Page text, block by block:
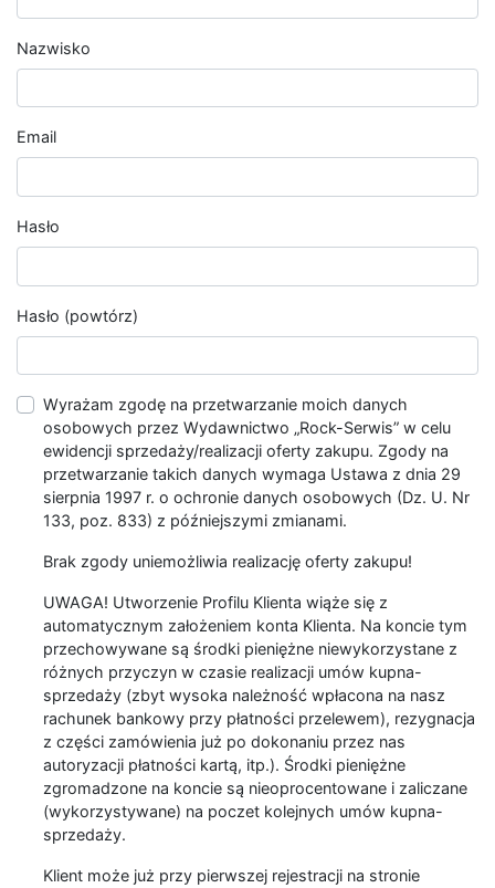
Nazwisko
Email
Hasło
Hasło (powtórz)
Wyrażam zgodę na przetwarzanie moich danych
osobowych przez Wydawnictwo „Rock-Serwis” w celu
ewidencji sprzedaży/realizacji oferty zakupu. Zgody na
przetwarzanie takich danych wymaga Ustawa z dnia 29
sierpnia 1997 r. o ochronie danych osobowych (Dz. U. Nr
133, poz. 833) z późniejszymi zmianami.
Brak zgody uniemożliwia realizację oferty zakupu!
UWAGA! Utworzenie Profilu Klienta wiąże się z
automatycznym założeniem konta Klienta. Na koncie tym
przechowywane są środki pieniężne niewykorzystane z
różnych przyczyn w czasie realizacji umów kupna-
sprzedaży (zbyt wysoka należność wpłacona na nasz
rachunek bankowy przy płatności przelewem), rezygnacja
z części zamówienia już po dokonaniu przez nas
autoryzacji płatności kartą, itp.). Środki pieniężne
zgromadzone na koncie są nieoprocentowane i zaliczane
(wykorzystywane) na poczet kolejnych umów kupna-
sprzedaży.
Klient może już przy pierwszej rejestracji na stronie